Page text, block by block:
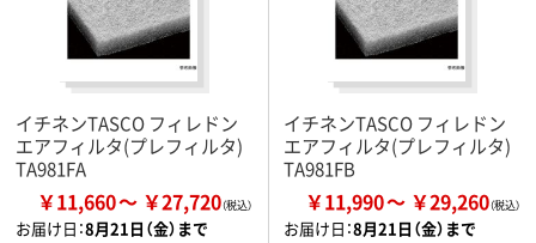
イチネンTASCO フィレドン
エアフィルタ(プレフィルタ)
TA981FA
￥11,660 ￥27,720
お届け日：8月21日（金）まで
イチネンTASCO フィレドン
エアフィルタ(プレフィルタ)
TA981FB
￥11,990 ￥29,260
お届け日：8月21日（金）まで